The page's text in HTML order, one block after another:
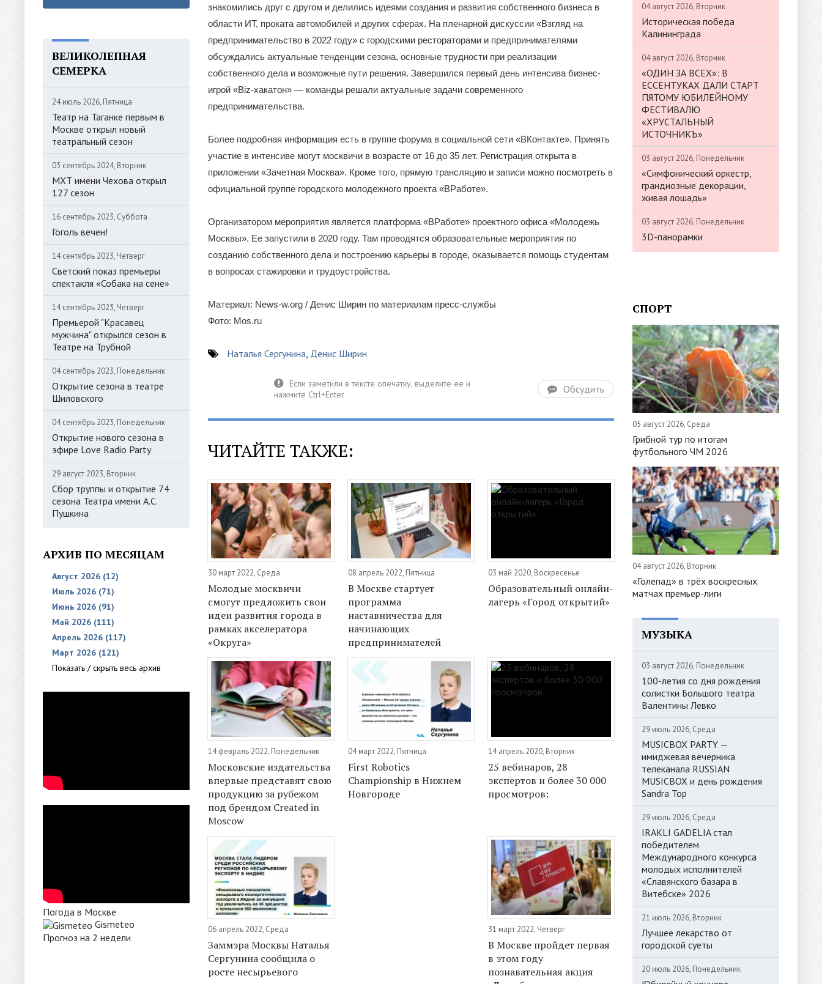
ВЕЛИКОЛЕПНАЯ
СЕМЕРКА
24 июль 2026, Пятница
Театр на Таганке первым в
Москве открыл новый
театральный сезон
03 сентябрь 2024, Вторник
МХТ имени Чехова открыл
127 сезон
16 сентябрь 2023, Суббота
Гоголь вечен!
14 сентябрь 2023, Четверг
Светский показ премьеры
спектакля «Собака на сене»
14 сентябрь 2023, Четверг
Премьерой "Красавец
мужчина" открылся сезон в
Театре на Трубной
04 сентябрь 2023, Понедельник
Открытие сезона в театре
Шиловского
04 сентябрь 2023, Понедельник
Открытие нового сезона в
эфире Love Radio Party
29 август 2023, Вторник
Сбор труппы и открытие 74
сезона Театра имени А.С.
Пушкина
АРХИВ ПО МЕСЯЦАМ
Август 2026 (12)
Июль 2026 (71)
Июнь 2026 (91)
Май 2026 (111)
Апрель 2026 (117)
Март 2026 (121)
Показать / скрыть весь архив
Погода в Москве
Gismeteo
Прогноз на 2 недели
знакомились друг с другом и делились идеями создания и развития собственного бизнеса в
области ИТ, проката автомобилей и других сферах. На пленарной дискуссии «Взгляд на
предпринимательство в 2022 году» с городскими рестораторами и предпринимателями
обсуждались актуальные тенденции сезона, основные трудности при реализации
собственного дела и возможные пути решения. Завершился первый день интенсива бизнес-
игрой «Biz-хакатон» — команды решали актуальные задачи современного
предпринимательства.
Более подробная информация есть в группе форума в социальной сети «ВКонтакте». Принять
участие в интенсиве могут москвичи в возрасте от 16 до 35 лет. Регистрация открыта в
приложении «Зачетная Москва». Кроме того, прямую трансляцию и записи можно посмотреть в
официальной группе городского молодежного проекта «ВРаботе».
Организатором мероприятия является платформа «ВРаботе» проектного офиса «Молодежь
Москвы». Ее запустили в 2020 году. Там проводятся образовательные мероприятия по
созданию собственного дела и построению карьеры в городе, оказывается помощь студентам
в вопросах стажировки и трудоустройства.
Материал: News-w.org / Денис Ширин по материалам пресс-службы
Фото: Mos.ru
Наталья Сергунина, Денис Ширин
Обсудить
ЧИТАЙТЕ ТАКЖЕ:
30 март 2022, Среда
Молодые москвичи
смогут предложить свои
идеи развития города в
рамках акселератора
«Округа»
08 апрель 2022, Пятница
В Москве стартует
программа
наставничества для
начинающих
предпринимателей
03 май 2020, Воскресенье
Образовательный онлайн-
лагерь «Город открытий»
14 февраль 2022, Понедельник
Московские издательства
впервые представят свою
продукцию за рубежом
под брендом Created in
Moscow
04 март 2022, Пятница
First Robotics
Championship в Нижнем
Новгороде
14 апрель 2020, Вторник
25 вебинаров, 28
экспертов и более 30 000
просмотров:
06 апрель 2022, Среда
Заммэра Москвы Наталья
Сергунина сообщила о
росте несырьевого
31 март 2022, Четверг
В Москве пройдет первая
в этом году
познавательная акция
04 август 2026, Вторник
Историческая победа
Калининграда
04 август 2026, Вторник
«ОДИН ЗА ВСЕХ»: В
ЕССЕНТУКАХ ДАЛИ СТАРТ
ПЯТОМУ ЮБИЛЕЙНОМУ
ФЕСТИВАЛЮ
«ХРУСТАЛЬНЫЙ
ИСТОЧНИКЪ»
03 август 2026, Понедельник
«Симфонический оркестр,
грандиозные декорации,
живая лошадь»
03 август 2026, Понедельник
3D-панорамки
СПОРТ
05 август 2026, Среда
Грибной тур по итогам
футбольного ЧМ 2026
04 август 2026, Вторник
«Голепад» в трёх воскресных
матчах премьер-лиги
МУЗЫКА
03 август 2026, Понедельник
100-летия со дня рождения
солистки Большого театра
Валентины Левко
29 июль 2026, Среда
MUSICBOX PARTY —
имиджевая вечерника
телеканала RUSSIAN
MUSICBOX и день рождения
Sandra Top
29 июль 2026, Среда
IRAKLI GADELIA стал
победителем
Международного конкурса
молодых исполнителей
«Славянского базара в
Витебске» 2026
21 июль 2026, Вторник
Лучшее лекарство от
городской суеты
20 июль 2026, Понедельник